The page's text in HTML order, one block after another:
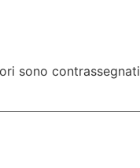
sono contrassegnati